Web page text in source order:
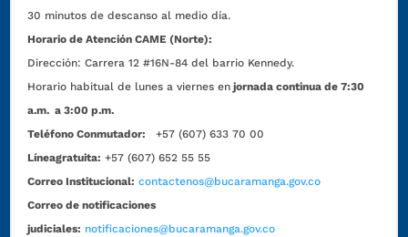
30 minutos de descanso al medio día.
Horario de Atención CAME (Norte):
Dirección:Carrera 12 #16N-84 del barrio Kennedy.
Horario habitual de lunes a viernes en jornada continua de 7:30
a.m. a 3:00 p.m.
Teléfono Conmutador:
+57 (607) 633 70 00
Líneagratuita: +57 (607) 652 55 55
Correo Institucional: contactenos@bucaramanga.gov.co
Correo de notificaciones
judiciales: notificaciones@bucaramanga.gov.co